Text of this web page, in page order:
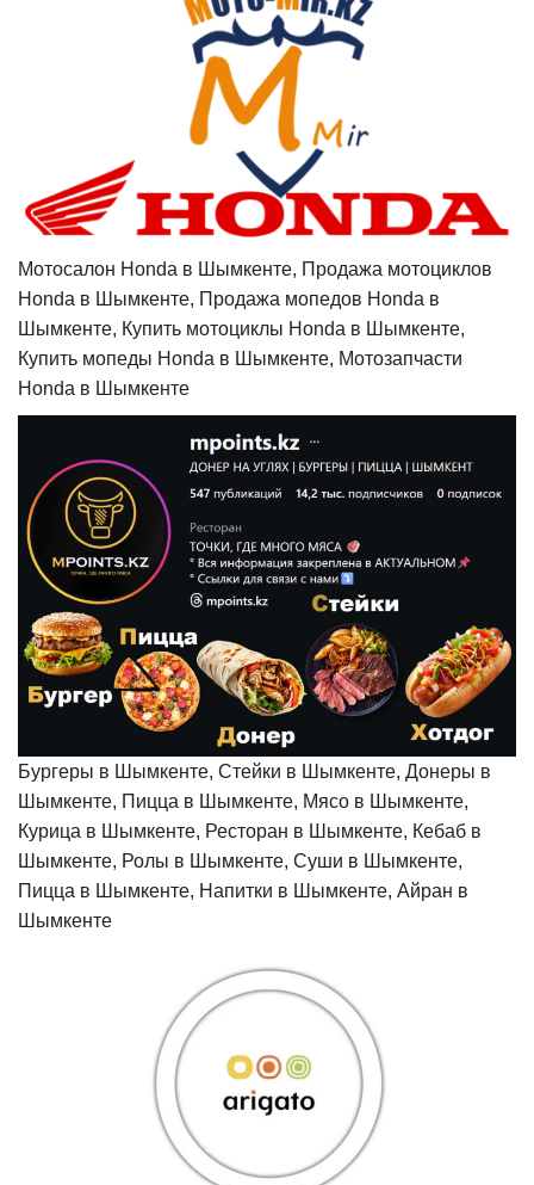
Мотосалон Honda в Шымкенте, Продажа мотоциклов
Honda в Шымкенте, Продажа мопедов Honda в
Шымкенте, Купить мотоциклы Honda в Шымкенте,
Купить мопеды Honda в Шымкенте, Мотозапчасти
Honda в Шымкенте
Бургеры в Шымкенте, Стейки в Шымкенте, Донеры в
Шымкенте, Пицца в Шымкенте, Мясо в Шымкенте,
Курица в Шымкенте, Ресторан в Шымкенте, Кебаб в
Шымкенте, Ролы в Шымкенте, Суши в Шымкенте,
Пицца в Шымкенте, Напитки в Шымкенте, Айран в
Шымкенте